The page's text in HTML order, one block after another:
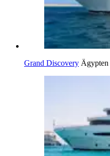
Grand Discovery Ägypten